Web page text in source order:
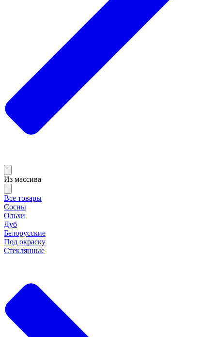
Из массива
Все товары
Сосны
Ольхи
Дуб
Белорусские
Под окраску
Стеклянные